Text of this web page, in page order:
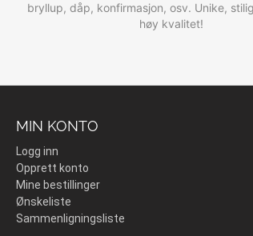
bryllup, dåp, konfirmasjon, osv. Unike,
høy kvalitet!
MIN KONTO
Logg inn
Opprett konto
Mine bestillinger
Ønskeliste
Sammenligningsliste